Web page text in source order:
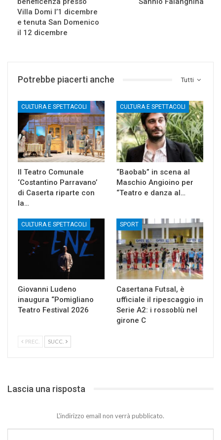
Villa Domi l’1 dicembre
e tenuta San Domenico
il 12 dicembre
Tutti
Potrebbe piacerti anche
CULTURA E SPETTACOLI
Il Teatro Comunale
‘Costantino Parravano’
di Caserta riparte con
la…
CULTURA E SPETTACOLI
“Baobab” in scena al
Maschio Angioino per
“Teatro e danza al…
CULTURA E SPETTACOLI
Giovanni Ludeno
inaugura “Pomigliano
Teatro Festival 2026
SPORT
Casertana Futsal, è
ufficiale il ripescaggio in
Serie A2: i rossoblù nel
girone C
PREC. SUCC.
Lascia una risposta
L'indirizzo email non verrà pubblicato.